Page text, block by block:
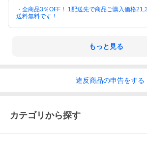
・全商品3％OFF！ 1配送先で商品ご購入価格
送料無料です！
もっと見る
違反商品の申告をする
カテゴリから探す